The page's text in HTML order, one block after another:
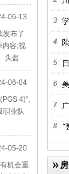
06-13
发布了
内容;视
头盔
06-04
4)",
职业队
05-20
机会重